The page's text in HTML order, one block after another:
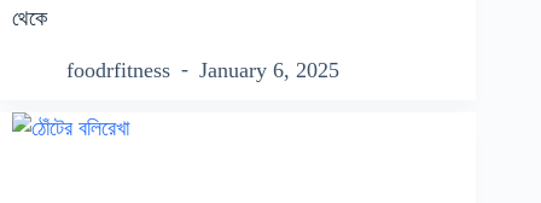
থেকে
foodrfitness January 6, 2025